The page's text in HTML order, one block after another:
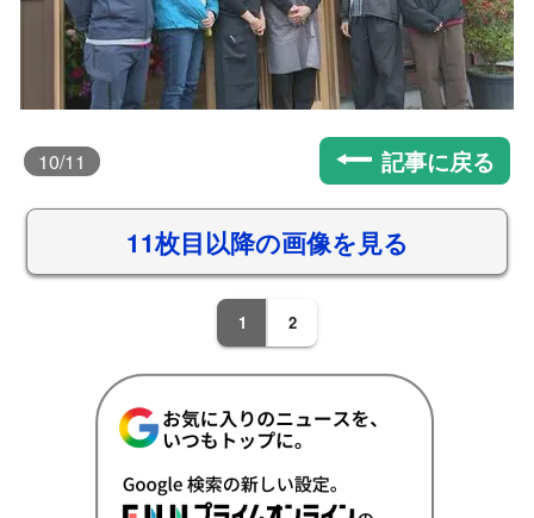
10/11 記事に戻る
11枚目以降の画像を見る
1 2